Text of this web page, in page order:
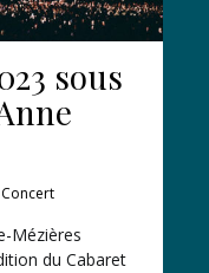
sous
Concert
Mézières
du Cabaret